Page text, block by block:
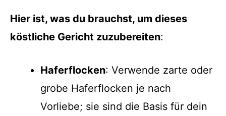
Hier ist, was du brauchst, um dieses
köstliche Gericht zuzubereiten:
Haferflocken: Verwende zarte oder
grobe Haferflocken je nach
Vorliebe; sie sind die Basis für dein